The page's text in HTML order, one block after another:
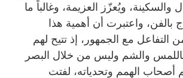
والسكينة، ويُعزّز العزيمة، وغالباً ما
بالفن، واعتبرت أن أهمية هذا
مع الجمهور، إذ تتيح لهم
باللمس والشم وليس من خلال البصر
أصحاب الهمم وتحدياته، لفتت